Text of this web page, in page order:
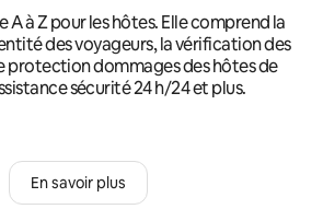
à Z pour les hôtes. Elle comprend la
des voyageurs, la vérification des
protection dommages des hôtes de
sécurité 24 h/24 et plus.
En savoir plus